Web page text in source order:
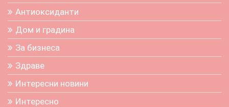
Антиоксиданти
Дом и градина
За бизнеса
Здраве
Интересни новини
Интересно